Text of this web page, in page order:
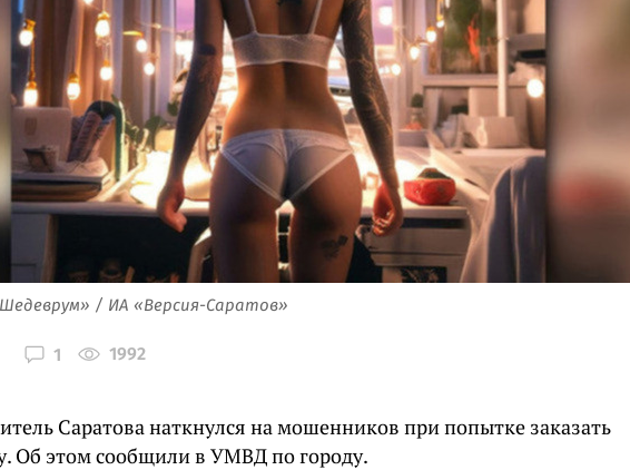
/ ИА «Версия-Саратов»
1 1992
Саратова наткнулся на мошенников при попытке заказать
Об этом сообщили в УМВД по городу.